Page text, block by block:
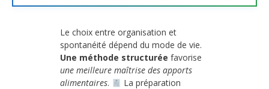
Le choix entre organisation et
spontanéité dépend du mode de vie.
Une méthode structurée favorise
une meilleure maîtrise des apports
alimentaires.
La préparation